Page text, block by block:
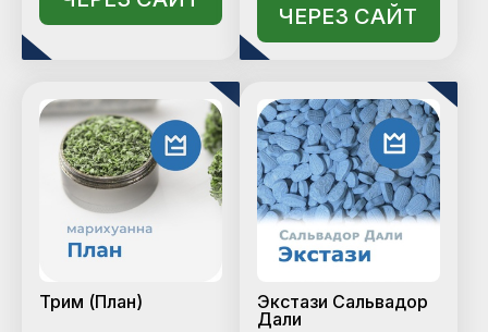
ЧЕРЕЗ САЙТ
Трим (План)
Экстази Сальвадор
Дали